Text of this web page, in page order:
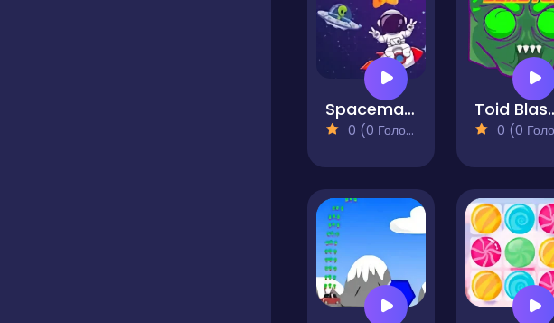
Spaceman Adventure
0 (0 Голосів) 0 (0 Голосів)